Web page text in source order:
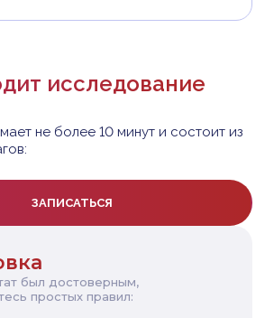
исследование
не более 10 минут и состоит из
ЗАПИСАТЬСЯ
был достоверным,
простых правил: